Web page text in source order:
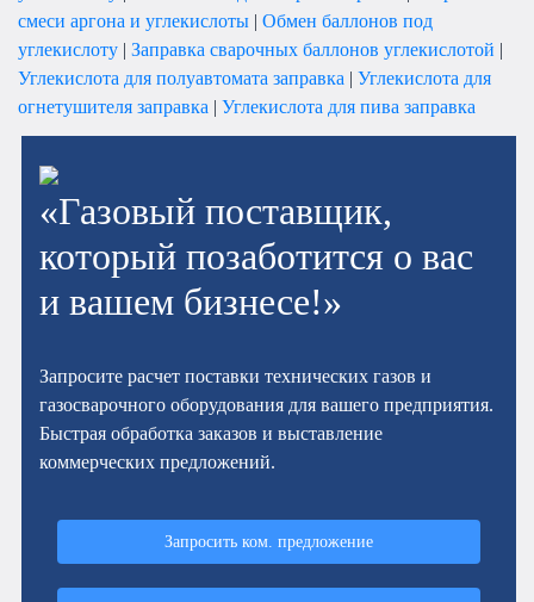
смеси аргона и углекислоты | Обмен баллонов под
углекислоту | Заправка сварочных баллонов углекислотой |
Углекислота для полуавтомата заправка | Углекислота для
огнетушителя заправка | Углекислота для пива заправка
«Газовый поставщик,
который позаботится о вас
и вашем бизнесе!»
Запросите расчет поставки технических газов и
газосварочного оборудования для вашего предприятия.
Быстрая обработка заказов и выставление
коммерческих предложений.
Запросить ком. предложение